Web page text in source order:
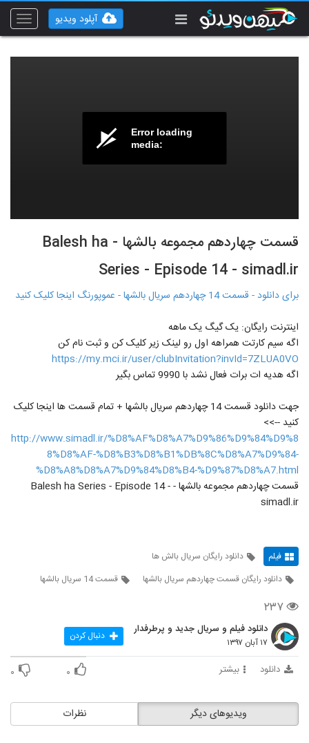
Toggle
آپلود ویدیو
Error loading
media:
قسمت چهاردهم مجموعه بالشها - Balesh ha
Series - Episode 14 - simadl.ir
برای دانلود - قسمت 14 چهاردهم سریال بالشها - عموپورنگ اینجا کلیک کنید
اینترنت رایگان: یک گیگ یک ماهه
اگه سیم کارتت همراهه اول رو لینک زیر کلیک کن و ثبت نام کن
https://my.mci.ir/user/clubInvitation?invId=7ZLUA0VO
اگه هدیه ات برات فعال نشد با 9990 تماس بگیر
جهت دانلود قسمت 14 چهاردهم سریال بالشها + تمام قسمت ها اینجا کلیک
کنید -->>
http://www.simadl.ir/%D8%AF%D8%A7%D9%86%D9%84%D9%8
8%D8%AF-%D8%B3%D8%B1%DB%8C%D8%A7%D9%84-
%D8%A8%D8%A7%D9%84%D8%B4-%D9%87%D8%A7.html
قسمت چهاردهم مجموعه بالشها - Balesh ha Series - Episode 14 -
simadl.ir
فیلم
دانلود رایگان سریال بالش ها
دانلود رایگان قسمت چهاردهم سریال بالشها
قسمت 14 سریال بالشها
۲۳۷
دانلود فیلم و سریال جدید و پرطرفدار
۱۷ آبان ۱۳۹۷ دنبال کردن
دانلود بیشتر ۰ ۰
نظرات ویدیوهای دیگر